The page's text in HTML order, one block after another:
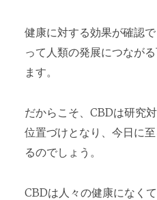
健康に対する効果が確認
って人類の発展につなが
ます。
だからこそ、CBDは研究
位置づけとなり、今日に
るのでしょう。
CBDは人々の健康になく